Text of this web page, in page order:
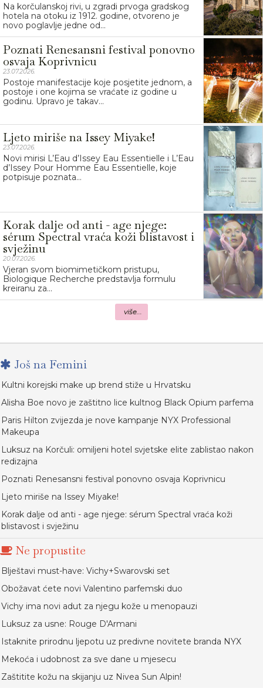
Na korčulanskoj rivi, u zgradi prvoga gradskog
hotela na otoku iz 1912. godine, otvoreno je
novo poglavlje jedne od...
Poznati Renesansni festival ponovno
osvaja Koprivnicu
23.07.2026.
Postoje manifestacije koje posjetite jednom, a
postoje i one kojima se vraćate iz godine u
godinu. Upravo je takav...
Ljeto miriše na Issey Miyake!
23.07.2026.
Novi mirisi L’Eau d’Issey Eau Essentielle i L’Eau
d’Issey Pour Homme Eau Essentielle, koje
potpisuje poznata...
Korak dalje od anti - age njege:
sérum Spectral vraća koži blistavost i
svježinu
20.07.2026.
Vjeran svom biomimetičkom pristupu,
Biologique Recherche predstavlja formulu
kreiranu za...
više...
Još na Femini
Kultni korejski make up brend stiže u Hrvatsku
Alisha Boe novo je zaštitno lice kultnog Black Opium parfema
Paris Hilton zvijezda je nove kampanje NYX Professional
Makeupa
Luksuz na Korčuli: omiljeni hotel svjetske elite zablistao nakon
redizajna
Poznati Renesansni festival ponovno osvaja Koprivnicu
Ljeto miriše na Issey Miyake!
Korak dalje od anti - age njege: sérum Spectral vraća koži
blistavost i svježinu
Ne propustite
Blještavi must-have: Vichy+Swarovski set
Obožavat ćete novi Valentino parfemski duo
Vichy ima novi adut za njegu kože u menopauzi
Luksuz za usne: Rouge D'Armani
Istaknite prirodnu ljepotu uz predivne novitete branda NYX
Mekoća i udobnost za sve dane u mjesecu
Zaštitite kožu na skijanju uz Nivea Sun Alpin!